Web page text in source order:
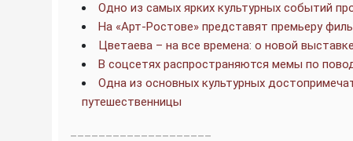
Одно из самых ярких культурных событий
На «Арт-Ростове» представят премьеру
Цветаева – на все времена: о новой
В соцсетях распространяются мемы по
Одна из основных культурных
путешественницы